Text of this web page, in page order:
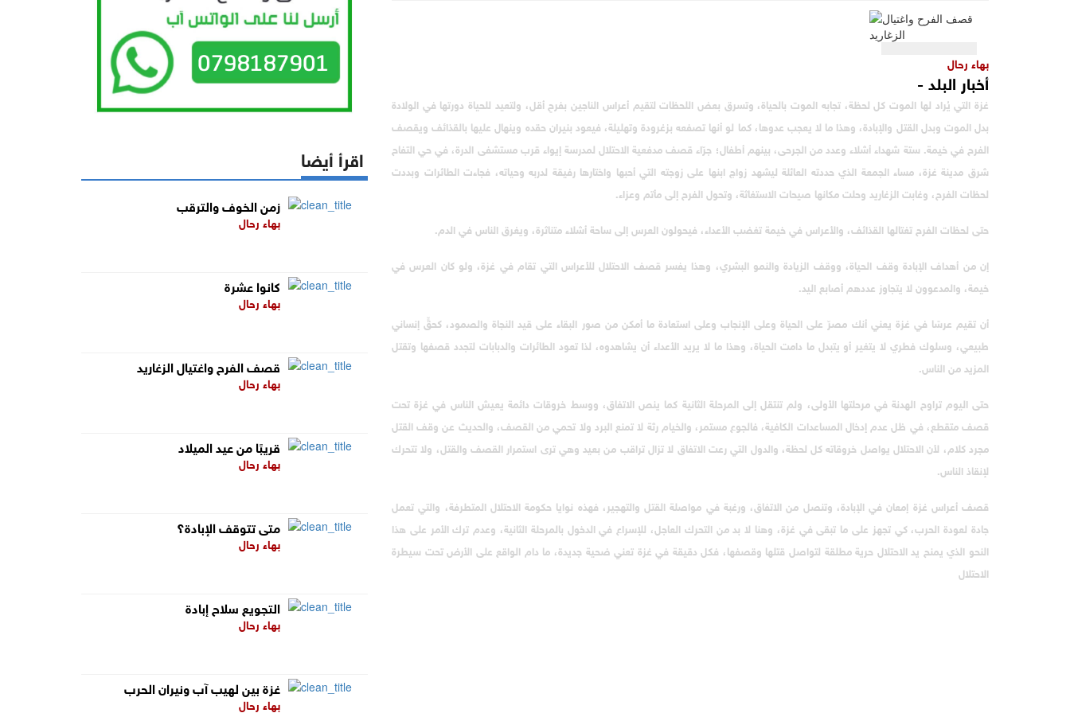
بهاء رحال
أخبار البلد -
غزة التي يُراد لها الموت كل لحظة، تجابه الموت بالحياة، وتسرق بعض اللحظات لتقيم أعراس الناجين بفرحٍ أقل، ولتعيد للحياة دورتها في الولادة
بدل الموت وبدل القتل والإبادة، وهذا ما لا يعجب عدوها، كما لو أنها تصفعه بزغرودة وتهليلة، فيعود بنيران حقده وينهال عليها بالقذائف ويقصف
الفرح في خيمة. ستة شهداء أشلاء وعدد من الجرحى، بينهم أطفال؛ جرّاء قصف مدفعية الاحتلال لمدرسة إيواء قرب مستشفى الدرة، في حي التفاح
شرق مدينة غزة، مساء الجمعة الذي حددته العائلة ليشهد زواج ابنها على زوجته التي أحبها واختارها رفيقة لدربه وحياته، فجاءت الطائرات وبددت
لحظات الفرح، وغابت الزغاريد وحلت مكانها صيحات الاستغاثة، وتحول الفرح إلى مأتم وعزاء.
حتى لحظات الفرح تغتالها القذائف، والأعراس في خيمة تغضب الأعداء، فيحولون العرس إلى ساحة أشلاء متناثرة، ويغرق الناس في الدم.
إن من أهداف الإبادة وقف الحياة، ووقف الزيادة والنمو البشري، وهذا يفسر قصف الاحتلال للأعراس التي تقام في غزة، ولو كان العرس في
خيمة، والمدعوون لا يتجاوز عددهم أصابع اليد.
أن تقيم عرسًا في غزة يعني أنك مصرّ على الحياة وعلى الإنجاب وعلى استعادة ما أمكن من صور البقاء على قيد النجاة والصمود، كحقٍّ إنساني
طبيعي، وسلوك فطري لا يتغير أو يتبدل ما دامت الحياة، وهذا ما لا يريد الأعداء أن يشاهدوه، لذا تعود الطائرات والدبابات لتجدد قصفها وتقتل
المزيد من الناس.
حتى اليوم تراوح الهدنة في مرحلتها الأولى، ولم تنتقل إلى المرحلة الثانية كما ينص الاتفاق، ووسط خروقات دائمة يعيش الناس في غزة تحت
قصف متقطع، في ظل عدم إدخال المساعدات الكافية، فالجوع مستمر، والخيام رثة لا تمنع البرد ولا تحمي من القصف، والحديث عن وقف القتل
مجرد كلام، لأن الاحتلال يواصل خروقاته كل لحظة، والدول التي رعت الاتفاق لا تزال تراقب من بعيد وهي ترى استمرار القصف والقتل، ولا تتحرك
لإنقاذ الناس.
قصف أعراس غزة إمعان في الإبادة، وتنصل من الاتفاق، ورغبة في مواصلة القتل والتهجير، فهذه نوايا حكومة الاحتلال المتطرفة، والتي تعمل
جادة لعودة الحرب، كي تجهز على ما تبقى في غزة، وهنا لا بد من التحرك العاجل، للإسراع في الدخول بالمرحلة الثانية، وعدم ترك الأمر على هذا
النحو الذي يمنح يد الاحتلال حرية مطلقة لتواصل قتلها وقصفها، فكل دقيقة في غزة تعني ضحية جديدة، ما دام الواقع على الأرض تحت سيطرة
الاحتلال
اقرأ أيضا
زمن الخوف والترقب
بهاء رحال
كانوا عشرة
بهاء رحال
قصف الفرح واغتيال الزغاريد
بهاء رحال
قريبًا من عيد الميلاد
بهاء رحال
متى تتوقف الإبادة؟
بهاء رحال
التجويع سلاح إبادة
بهاء رحال
غزة بين لهيب آب ونيران الحرب
بهاء رحال